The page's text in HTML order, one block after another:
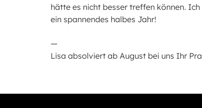
hätte es nicht besser treffen können.
ein spannendes halbes Jahr!
—
Lisa absolviert ab August bei uns Ihr